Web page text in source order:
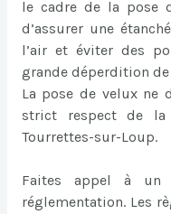
le cadre de la pose
d’assurer une
l’air et éviter des
grande déperdition de
La pose de velux ne
strict respect de la
Tourrettes-sur-Loup.
Faites appel à un
réglementation. Les